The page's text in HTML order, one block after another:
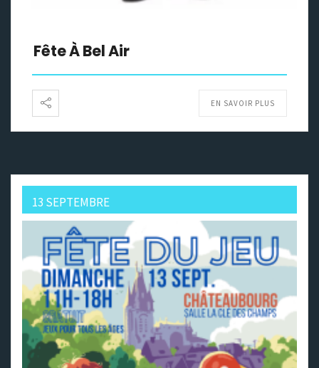
Fête À Bel Air
EN SAVOIR PLUS
13 SEPTEMBRE